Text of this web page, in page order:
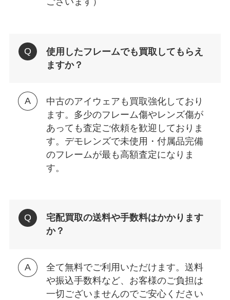
使用したフレームでも買取してもらえ
ますか？
中古のアイウェアも買取強化しており
ます。多少のフレーム傷やレンズ傷が
あっても査定ご依頼を歓迎しておりま
す。デモレンズで未使用・付属品完備
のフレームが最も高額査定になりま
す。
宅配買取の送料や手数料はかかります
か？
全て無料でご利用いただけます。送料
や振込手数料など、お客様のご負担は
一切ございませんのでご安心ください